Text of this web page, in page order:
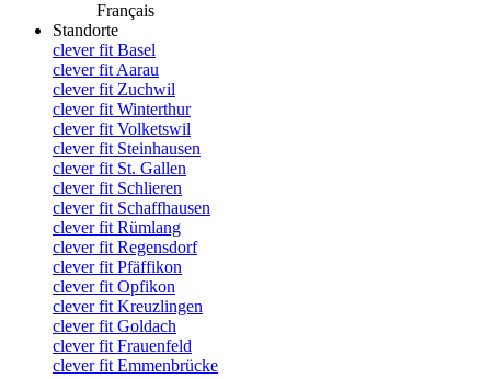
Français
Standorte
clever fit Basel
clever fit Aarau
clever fit Zuchwil
clever fit Winterthur
clever fit Volketswil
clever fit Steinhausen
clever fit St. Gallen
clever fit Schlieren
clever fit Schaffhausen
clever fit Rümlang
clever fit Regensdorf
clever fit Pfäffikon
clever fit Opfikon
clever fit Kreuzlingen
clever fit Goldach
clever fit Frauenfeld
clever fit Emmenbrücke